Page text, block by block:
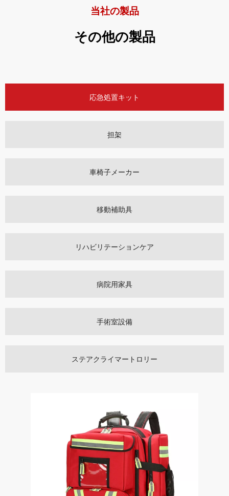
当社の製品
その他の製品
応急処置キット
担架
車椅子メーカー
移動補助具
リハビリテーションケア
病院用家具
手術室設備
ステアクライマートロリー